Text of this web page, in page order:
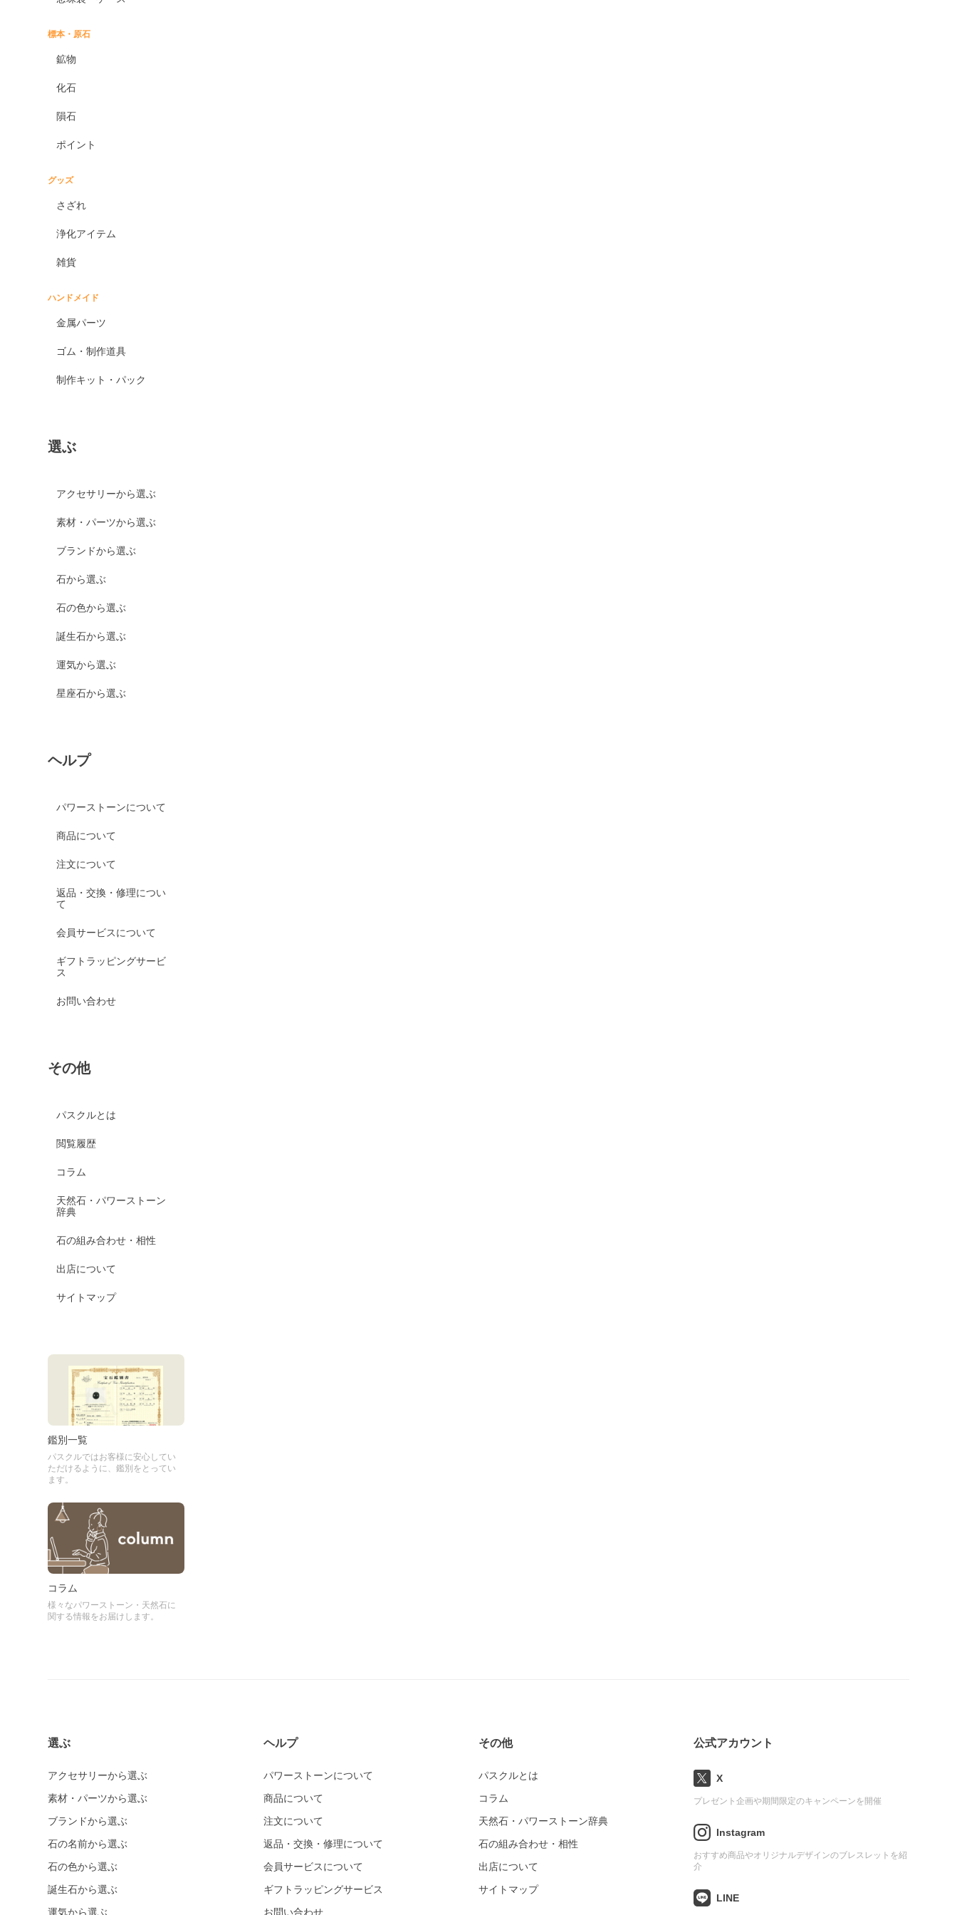
標本・原石
鉱物
化石
隕石
ポイント
グッズ
さざれ
浄化アイテム
雑貨
ハンドメイド
金属パーツ
ゴム・制作道具
制作キット・パック
選ぶ
アクセサリーから選ぶ
素材・パーツから選ぶ
ブランドから選ぶ
石から選ぶ
石の色から選ぶ
誕生石から選ぶ
運気から選ぶ
星座石から選ぶ
ヘルプ
パワーストーンについて
商品について
注文について
返品・交換・修理につい
て
会員サービスについて
ギフトラッピングサービ
ス
お問い合わせ
その他
パスクルとは
閲覧履歴
コラム
天然石・パワーストーン
辞典
石の組み合わせ・相性
出店について
サイトマップ
鑑別一覧
パスクルではお客様に安心してい
ただけるように、鑑別をとってい
ます。
コラム
様々なパワーストーン・天然石に
関する情報をお届けします。
選ぶ
アクセサリーから選ぶ
素材・パーツから選ぶ
ブランドから選ぶ
石の名前から選ぶ
石の色から選ぶ
誕生石から選ぶ
運気から選ぶ
ヘルプ
パワーストーンについて
商品について
注文について
返品・交換・修理について
会員サービスについて
ギフトラッピングサービス
お問い合わせ
その他
パスクルとは
コラム
天然石・パワーストーン辞典
石の組み合わせ・相性
出店について
サイトマップ
公式アカウント
X
プレゼント企画や期間限定のキャンペーンを開催
Instagram
おすすめ商品やオリジナルデザインのブレスレットを紹
介
LINE